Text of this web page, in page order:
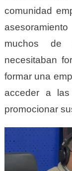
comunidad
muchos de
necesitaban
formar una
acceder a las
promocionar